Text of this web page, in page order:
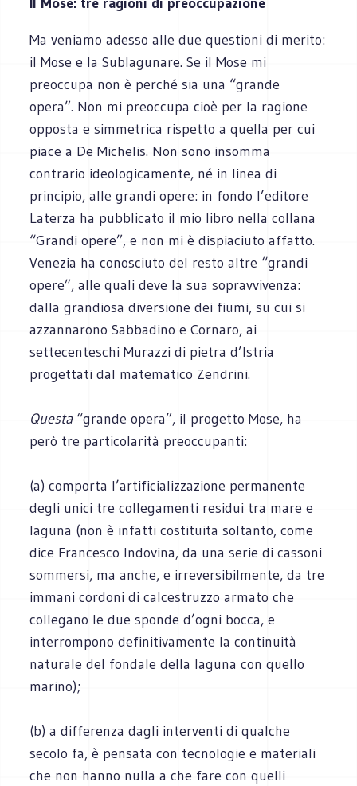
Ma veniamo adesso alle due questioni di merito:
il Mose e la Sublagunare. Se il Mose mi
preoccupa non è perché sia una “grande
opera”. Non mi preoccupa cioè per la ragione
opposta e simmetrica rispetto a quella per cui
piace a De Michelis. Non sono insomma
contrario ideologicamente, né in linea di
principio, alle grandi opere: in fondo l’editore
Laterza ha pubblicato il mio libro nella collana
“Grandi opere”, e non mi è dispiaciuto affatto.
Venezia ha conosciuto del resto altre “grandi
opere”, alle quali deve la sua sopravvivenza:
dalla grandiosa diversione dei fiumi, su cui si
azzannarono Sabbadino e Cornaro, ai
settecenteschi Murazzi di pietra d’Istria
progettati dal matematico Zendrini.
Questa“grande opera”, il progetto Mose, ha
però tre particolarità preoccupanti:
(a) comporta l’artificializzazione permanente
degli unici tre collegamenti residui tra mare e
laguna (non è infatti costituita soltanto, come
dice Francesco Indovina, da una serie di cassoni
sommersi, ma anche, e irreversibilmente, da tre
immani cordoni di calcestruzzo armato che
collegano le due sponde d’ogni bocca, e
interrompono definitivamente la continuità
naturale del fondale della laguna con quello
marino);
(b) a differenza dagli interventi di qualche
secolo fa, è pensata con tecnologie e materiali
che non hanno nulla a che fare con quelli